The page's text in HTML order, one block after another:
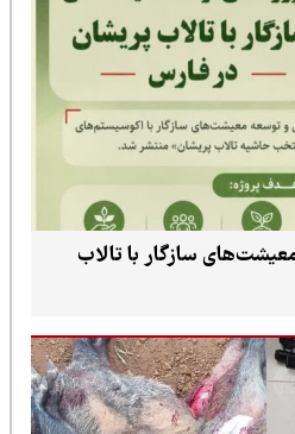
سازگار با تالاب